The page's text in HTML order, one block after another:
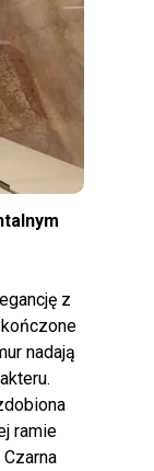
z
nadają
ramie